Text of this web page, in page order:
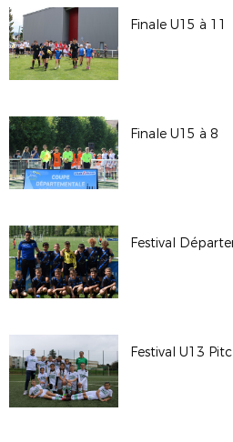
Finale U15 à 11
Finale U15 à 8
Festival
Festival U13